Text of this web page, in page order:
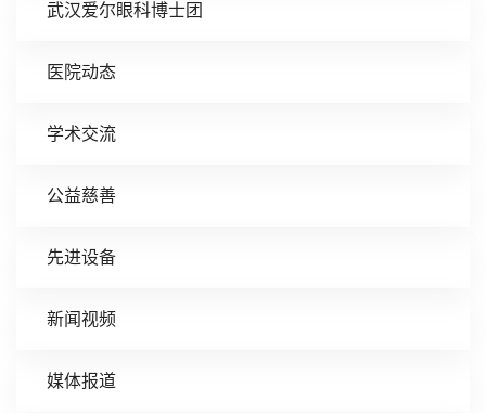
武汉爱尔眼科博士团
医院动态
学术交流
公益慈善
先进设备
新闻视频
媒体报道